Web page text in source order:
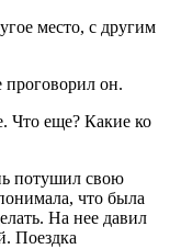
место, с другим
он.
Что еще? Какие ко
потушил свою
что была
На нее давил
Поездка